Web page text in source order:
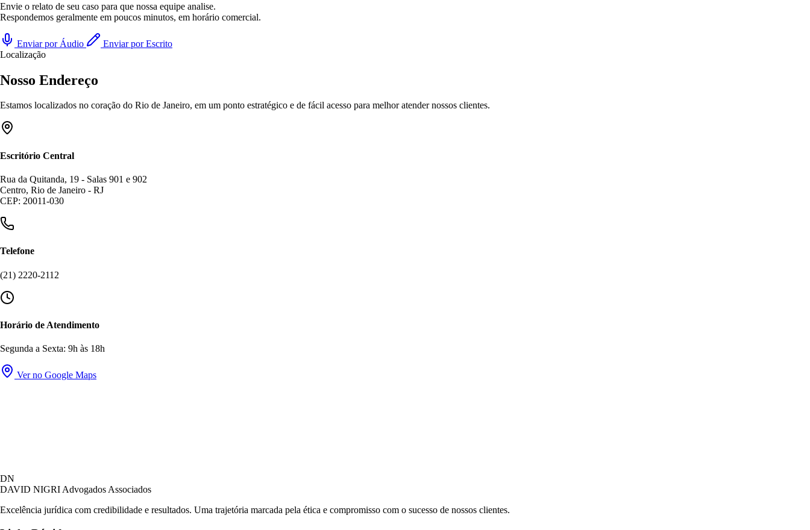
Envie o relato de seu caso para que nossa equipe analise.
Respondemos geralmente em poucos minutos, em horário comercial.
Enviar por Áudio
Enviar por Escrito
Localização
Nosso Endereço
Estamos localizados no coração do Rio de Janeiro, em um ponto estratégico e de fácil acesso para melhor atender nossos clientes.
Escritório Central
Rua da Quitanda, 19 - Salas 901 e 902
Centro, Rio de Janeiro - RJ
CEP: 20011-030
Telefone
(21) 2220-2112
Horário de Atendimento
Segunda a Sexta: 9h às 18h
Ver no Google Maps
DN
DAVID NIGRI Advogados Associados
Excelência jurídica com credibilidade e resultados. Uma trajetória marcada pela ética e compromisso com o sucesso de nossos clientes.